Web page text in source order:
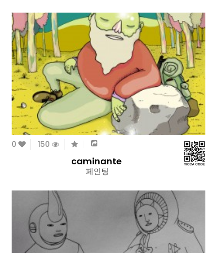
0 150
caminante
페인팅